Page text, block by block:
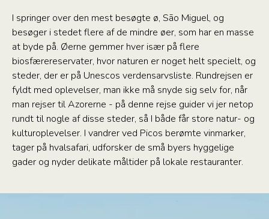
I springer over den mest besøgte ø, São Miguel, og
besøger i stedet flere af de mindre øer, som har en masse
at byde på. Øerne gemmer hver især på flere
biosfærereservater, hvor naturen er noget helt specielt, og
steder, der er på Unescos verdensarvsliste. Rundrejsen er
fyldt med oplevelser, man ikke må snyde sig selv for, når
man rejser til Azorerne - på denne rejse guider vi jer netop
rundt til nogle af disse steder, så I både får store natur- og
kulturoplevelser. I vandrer ved Picos berømte vinmarker,
tager på hvalsafari, udforsker de små byers hyggelige
gader og nyder delikate måltider på lokale restauranter.